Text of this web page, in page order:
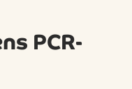
PCR-